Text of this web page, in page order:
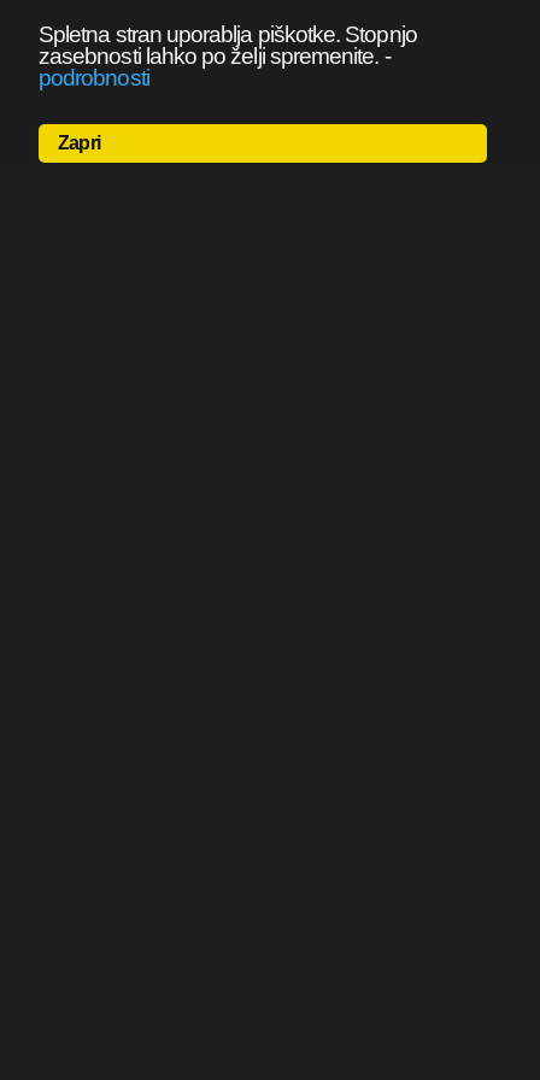
Spletna stran uporablja piškotke. Stopnjo
zasebnosti lahko po želji spremenite. -
podrobnosti
Zapri